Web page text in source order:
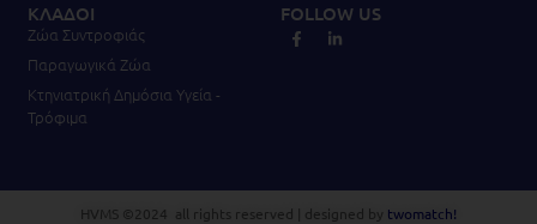
ΚΛΑΔΟΙ
Ζώα Συντροφιάς
Παραγωγικά Ζώα
Κτηνιατρική Δημόσια Υγεία -
Τρόφιμα
FOLLOW US
HVMS ©2024 all rights reserved | designed by twomatch!